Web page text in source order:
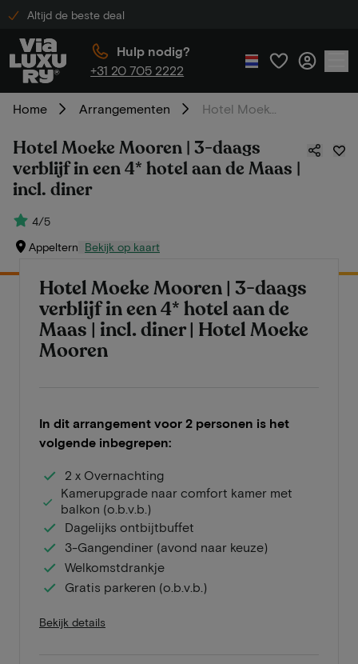
Altijd de beste deal
Hulp nodig?
+31 20 705 2222
Home Arrangementen
Hotel Moeke Mooren | 3-daags
verblijf in een 4* hotel aan de Maas |
incl. diner
4/5
Appeltern Bekijk op kaart
Hotel Moeke Mooren | 3-daags
verblijf in een 4* hotel aan de
Maas | incl. diner | Hotel Moeke
Mooren
In dit arrangement voor 2 personen is het
volgende inbegrepen:
2 x Overnachting
Kamerupgrade naar comfort kamer met
balkon (o.b.v.b.)
Dagelijks ontbijtbuffet
3-Gangendiner (avond naar keuze)
Welkomstdrankje
Gratis parkeren (o.b.v.b.)
Bekijk details